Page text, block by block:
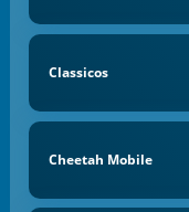
Classicos
Cheetah Mobile